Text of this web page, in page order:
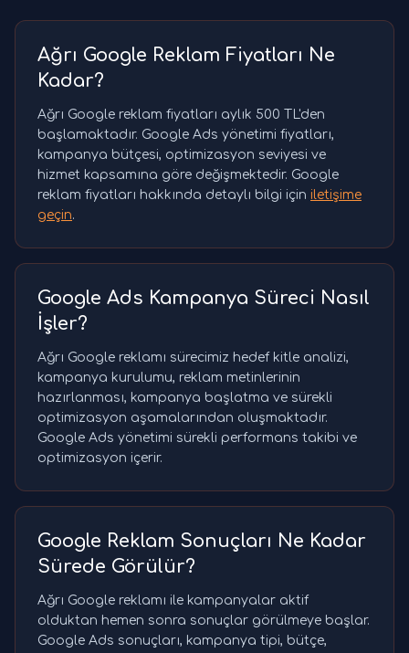
Ağrı Google Reklam Fiyatları Ne
Kadar?
Ağrı Google reklam fiyatları aylık 500 TL'den
başlamaktadır. Google Ads yönetimi fiyatları,
kampanya bütçesi, optimizasyon seviyesi ve
hizmet kapsamına göre değişmektedir. Google
reklam fiyatları hakkında detaylı bilgi için iletişime
geçin.
Google Ads Kampanya Süreci Nasıl
İşler?
Ağrı Google reklamı sürecimiz hedef kitle analizi,
kampanya kurulumu, reklam metinlerinin
hazırlanması, kampanya başlatma ve sürekli
optimizasyon aşamalarından oluşmaktadır.
Google Ads yönetimi sürekli performans takibi ve
optimizasyon içerir.
Google Reklam Sonuçları Ne Kadar
Sürede Görülür?
Ağrı Google reklamı ile kampanyalar aktif
olduktan hemen sonra sonuçlar görülmeye başlar.
Google Ads sonuçları, kampanya tipi, bütçe,